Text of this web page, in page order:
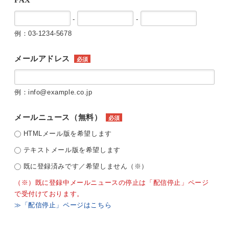
-
-
例：03-1234-5678
メールアドレス 必須
例：info@example.co.jp
メールニュース（無料） 必須
HTMLメール版を希望します
テキストメール版を希望します
既に登録済みです／希望しません（※）
（※）既に登録中メールニュースの停止は「配信停止」ページ
で受付けております。
≫「配信停止」ページはこちら